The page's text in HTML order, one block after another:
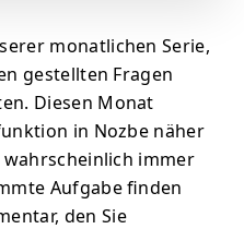
monatlichen Serie,
gestellten Fragen
Diesen Monat
in Nozbe näher
wahrscheinlich immer
Aufgabe finden
den Sie